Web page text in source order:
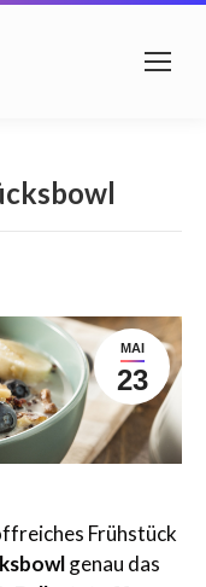
MAI
23
Frühstück
genau das